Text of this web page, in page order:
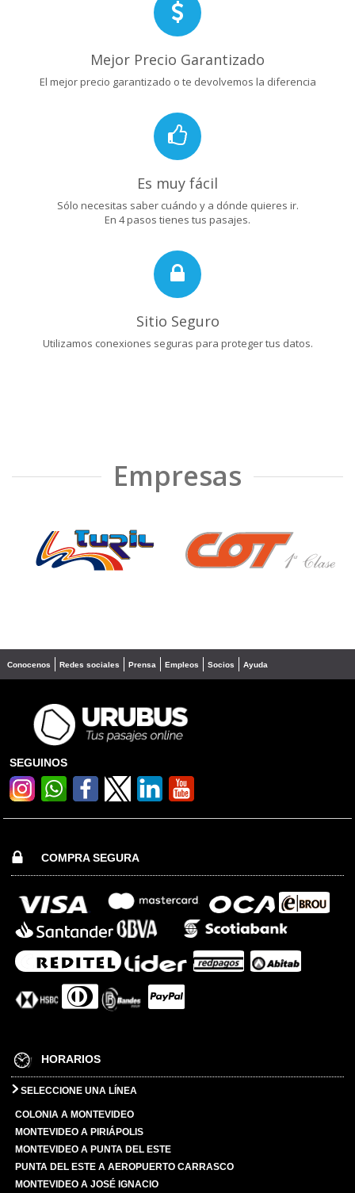
Mejor Precio Garantizado
El mejor precio garantizado o te devolvemos la diferencia
Es muy fácil
Sólo necesitas saber cuándo y a dónde quieres ir.
En 4 pasos tienes tus pasajes.
Sitio Seguro
Utilizamos conexiones seguras para proteger tus datos.
Empresas
❮ ❯
Conocenos Redes sociales Prensa Empleos Socios Ayuda
SEGUINOS
COMPRA SEGURA
HORARIOS
SELECCIONE UNA LÍNEA
COLONIA A MONTEVIDEO
MONTEVIDEO A PIRIÁPOLIS
MONTEVIDEO A PUNTA DEL ESTE
PUNTA DEL ESTE A AEROPUERTO CARRASCO
MONTEVIDEO A JOSÉ IGNACIO